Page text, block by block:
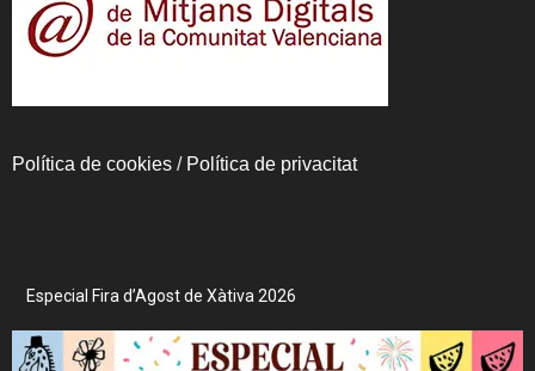
Política de cookies / Política de privacitat
Especial Fira d’Agost de Xàtiva 2026